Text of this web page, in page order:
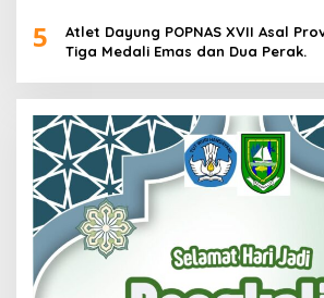
5
Atlet Dayung POPNAS XVII Asal
Tiga Medali Emas dan Dua Perak.